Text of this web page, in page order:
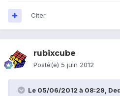
Citer
rubixcube
Posté(e) 5 juin 2012
Le 05/06/2012 à 08:29,